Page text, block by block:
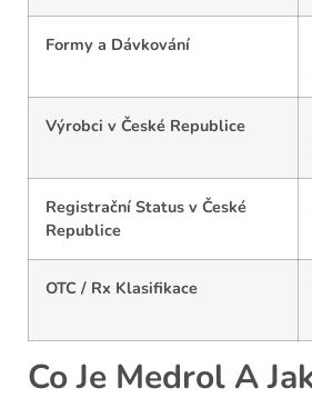
Formy a Dávkování
Výrobci v České Republice
Registrační Status v České
Republice
OTC / Rx Klasifikace
Co Je Medrol A